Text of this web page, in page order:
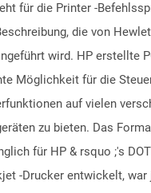
für die Printer -
die von
wird. HP erstellte
Möglichkeit für die
auf vielen
zu bieten. Das
für HP & rsquo ;'s
-Drucker entwickelt, war